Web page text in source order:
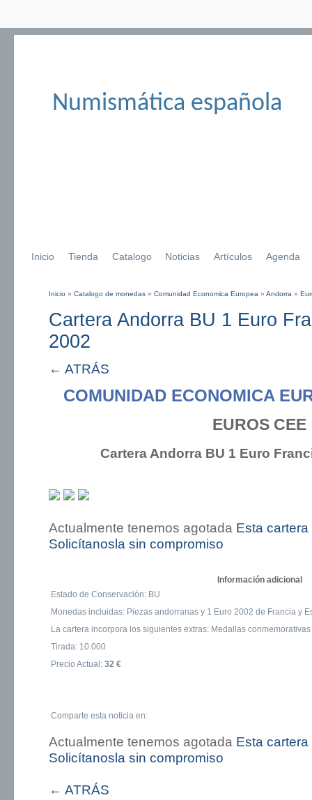
Numismática española
Inicio Tienda Catalogo Noticias Artículos Agenda
Inicio » Catalogo de monedas » Comunidad Economica Europea » Andorra »
Cartera Andorra BU 1 Euro
2002
← ATRÁS
COMUNIDAD ECONOMICA
EUROS CEE
Cartera Andorra BU 1 Euro
Actualmente tenemos agotada Esta cartera
Solicítanosla sin compromiso
Información adicional
Estado de Conservación: BU
Monedas incluidas: Piezas andorranas y 1 Euro 2002 de Francia y
La cartera incorpora los siguientes extras: Medallas conmemorativas
Tirada: 10.000
Precio Actual: 32 €
Comparte esta noticia en:
Actualmente tenemos agotada Esta cartera
Solicítanosla sin compromiso
← ATRÁS